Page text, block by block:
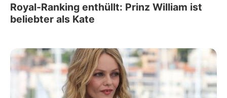
Royal-Ranking enthüllt: Prinz William ist
beliebter als Kate